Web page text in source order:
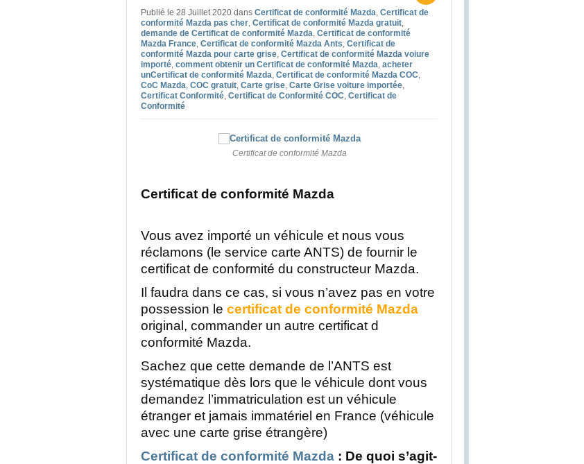
Publié le 28 Juillet 2020 dans Certificat de conformité Mazda Certificat de
conformité Mazda pas cher Certificat de conformité Mazda gratuit
demande de Certificat de conformité Mazda Certificat de conformité
Mazda France Certificat de conformité Mazda Ants Certificat de
conformité Mazda pour carte grise Certificat de conformité Mazda voiure
importé comment obtenir un Certificat de conformité Mazda acheter
unCertificat de conformité Mazda Certificat de conformité Mazda COC
CoC Mazda COC gratuit Carte grise Carte Grise voiture importée
Certificat Conformité Certificat de Conformité COC Certificat de
Conformité
Certificat de conformité Mazda
Certificat de conformité Mazda
Vous avez importé un véhicule et nous vous
réclamons (le service carte ANTS) de fournir le
certificat de conformité du constructeur Mazda.
Il faudra dans ce cas, si vous n’avez pas en votre
possession le certificat de conformité Mazda
original, commander un autre certificat d
conformité Mazda.
Sachez que cette demande de l’ANTS est
systématique dès lors que le véhicule dont vous
demandez l’immatriculation est un véhicule
étranger et jamais immatériel en France (véhicule
avec une carte grise étrangère)
Certificat de conformité Mazda : De quoi s’agit-